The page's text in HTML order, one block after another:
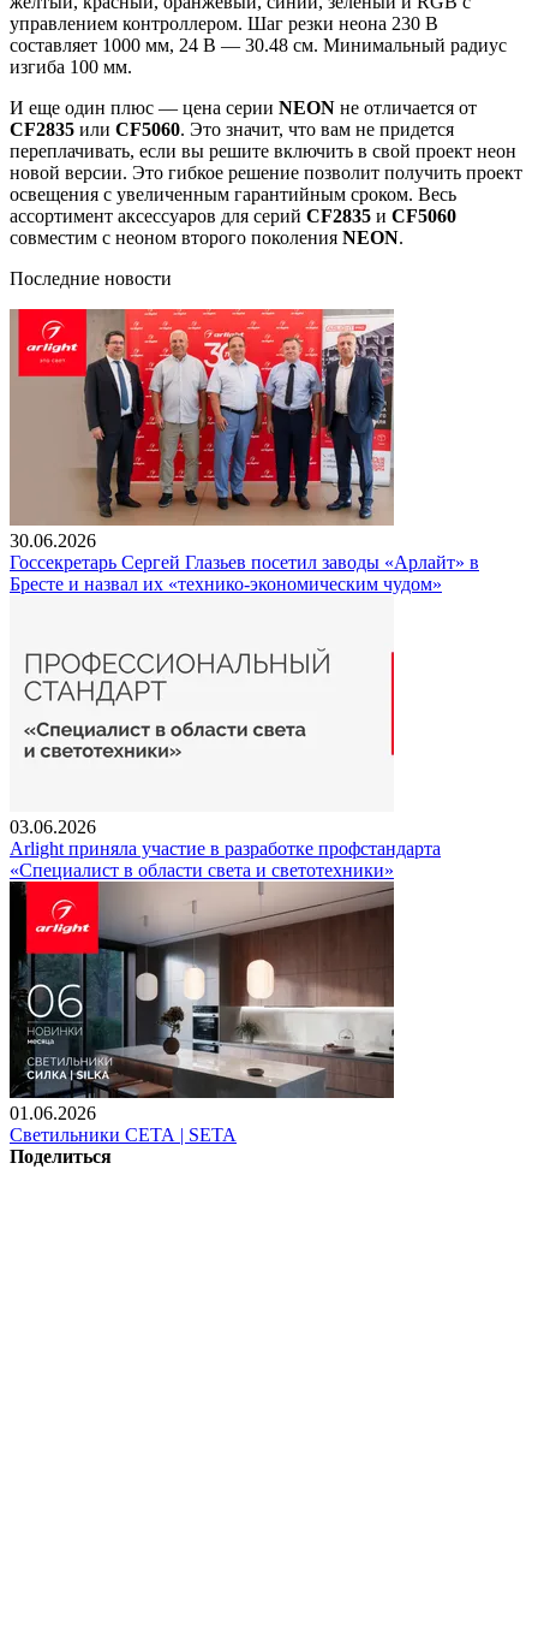
управлением контроллером. Шаг резки неона 230 В
составляет 1000 мм, 24 В — 30.48 см. Минимальный радиус
изгиба 100 мм.
И еще один плюс — цена серии NEON не отличается от
CF2835 или CF5060. Это значит, что вам не придется
переплачивать, если вы решите включить в свой проект неон
новой версии. Это гибкое решение позволит получить проект
освещения с увеличенным гарантийным сроком. Весь
ассортимент аксессуаров для серий CF2835 и CF5060
совместим с неоном второго поколения NEON.
Последние новости
30.06.2026
Госсекретарь Сергей Глазьев посетил заводы «Арлайт» в
Бресте и назвал их «технико-экономическим чудом»
03.06.2026
Arlight приняла участие в разработке профстандарта
«Специалист в области света и светотехники»
01.06.2026
Светильники СЕТА | SETA
Поделиться